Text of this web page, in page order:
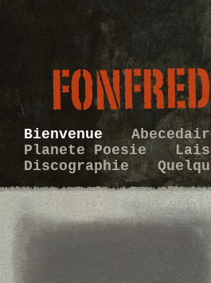
Bienvenue
Planete Poesie
Discographie